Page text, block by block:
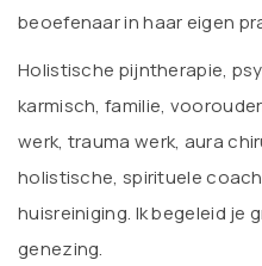
beoefenaar in haar eigen
Holistische pijntherapie,
karmisch, familie,
werk, trauma werk, aura
holistische, spirituele
huisreiniging. Ik begeleid je
genezing.